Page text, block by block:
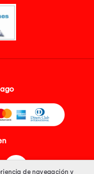
de navegación y